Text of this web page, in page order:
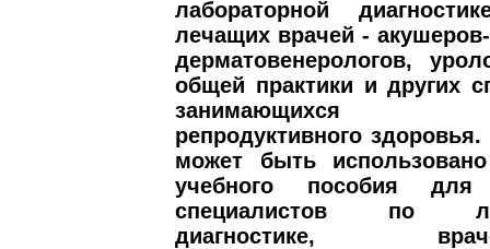
лабораторной
лечащих врачей - акушеров-
дерматовенерологов,
общей практики и других
занимающихся
репродуктивного
может быть
учебного пособия для
специалистов по
диагностике,